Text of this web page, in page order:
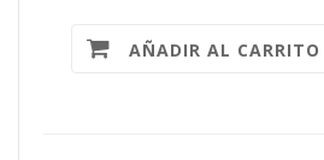
AÑADIR AL CARRITO